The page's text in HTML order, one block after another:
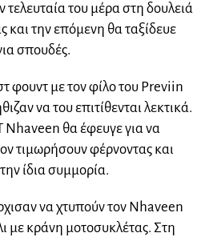
του μέρα στη δουλειά
και την επόμενη θα ταξίδευε
σπουδές.
φουντ με τον φίλο του Previin
να του επιτίθενται λεκτικά.
Νhaveen θα έφευγε για να
τιμωρήσουν φέρνοντας και
ίδια συμμορία.
να χτυπούν τον Nhaveen
με κράνη μοτοσυκλέτας. Στη